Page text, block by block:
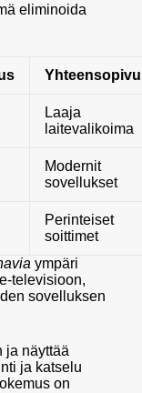
eliminoida
Laaja
laitevalikoima
Modernit
sovellukset
Perinteiset
soittimet
ympäri
televisioon,
sovelluksen
ja näyttää
ja katselu
on